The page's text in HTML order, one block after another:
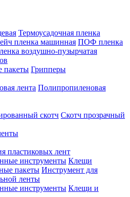
Термоусадочная пленка
пленка машинная ПОФ пленка
воздушно-пузырчатая
пакеты Грипперы
лента Полипропиленовая
скотч Скотч прозрачный
пластиковых лент
инструменты Клещи
пакеты Инструмент для
ленты
инструменты Клещи и